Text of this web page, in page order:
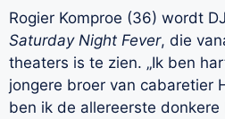
Rogier Komproe (36) wordt
Saturday Night Fever, die
theaters is te zien. „Ik ben
jongere broer van cabaretier
ben ik de allereerste donkere